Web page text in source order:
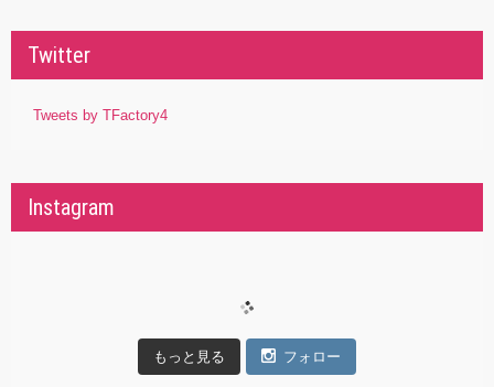
Twitter
Tweets by TFactory4
Instagram
もっと見る フォロー